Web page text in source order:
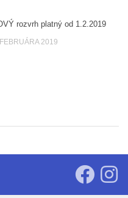
rozvrh platný od 1.2.2019
2019